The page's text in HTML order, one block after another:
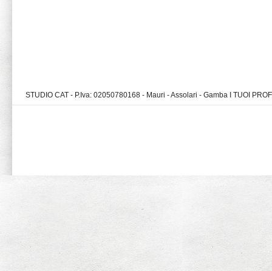
STUDIO CAT - P.Iva: 02050780168 - Mauri - Assolari - Gamba I TUOI